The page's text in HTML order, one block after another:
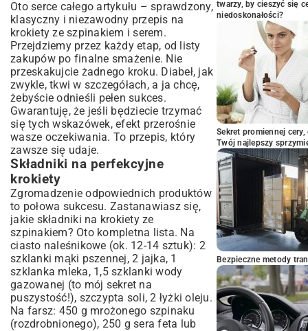
Podsumowanie: Ciesz się smakiem
domowych krokietów
Oto serce całego artykułu – sprawdzony,
klasyczny i niezawodny przepis na
krokiety ze szpinakiem i serem.
Przejdziemy przez każdy etap, od listy
zakupów po finalne smażenie. Nie
przeskakujcie żadnego kroku. Diabeł, jak
zwykle, tkwi w szczegółach, a ja chcę,
żebyście odnieśli pełen sukces.
Gwarantuję, że jeśli będziecie trzymać
się tych wskazówek, efekt przerośnie
wasze oczekiwania. To przepis, który
zawsze się udaje.
Składniki na perfekcyjne
krokiety
Zgromadzenie odpowiednich produktów
to połowa sukcesu. Zastanawiasz się,
jakie składniki na krokiety ze
szpinakiem? Oto kompletna lista. Na
ciasto naleśnikowe (ok. 12-14 sztuk): 2
szklanki mąki pszennej, 2 jajka, 1
szklanka mleka, 1,5 szklanki wody
gazowanej (to mój sekret na
puszystość!), szczypta soli, 2 łyżki oleju.
Na farsz: 450 g mrożonego szpinaku
(rozdrobnionego), 250 g sera feta lub
twarzy, by cieszyć się
niedoskonałości?
Sekret promiennej
Twój najlepszy
Bezpieczne metody